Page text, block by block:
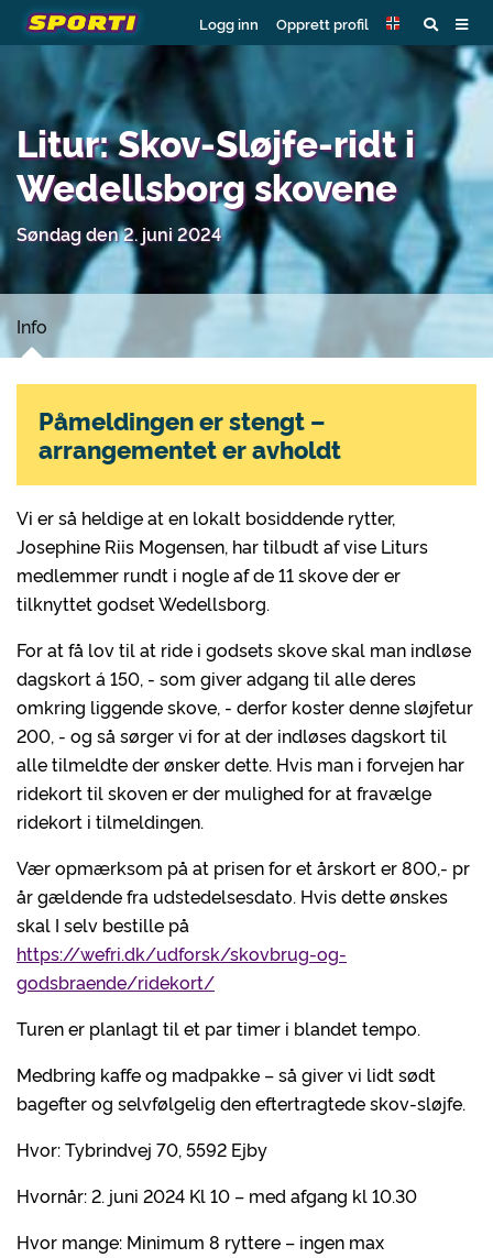
Logg inn Opprett profil
Litur: Skov-Sløjfe-ridt i
Wedellsborg skovene
Søndag den 2. juni 2024
Info
Vi er så heldige at en lokalt bosiddende rytter,
Josephine Riis Mogensen, har tilbudt af vise Liturs
medlemmer rundt i nogle af de 11 skove der er
tilknyttet godset Wedellsborg.
For at få lov til at ride i godsets skove skal man indløse
dagskort á 150, - som giver adgang til alle deres
omkring liggende skove, - derfor koster denne sløjfetur
200, - og så sørger vi for at der indløses dagskort til
alle tilmeldte der ønsker dette. Hvis man i forvejen har
ridekort til skoven er der mulighed for at fravælge
ridekort i tilmeldingen.
Vær opmærksom på at prisen for et årskort er 800,- pr
år gældende fra udstedelsesdato. Hvis dette ønskes
skal I selv bestille på
https://wefri.dk/udforsk/skovbrug-og-
godsbraende/ridekort/
Turen er planlagt til et par timer i blandet tempo.
Medbring kaffe og madpakke – så giver vi lidt sødt
bagefter og selvfølgelig den eftertragtede skov-sløjfe.
Hvor: Tybrindvej 70, 5592 Ejby
Hvornår: 2. juni 2024 Kl 10 – med afgang kl 10.30
Hvor mange: Minimum 8 ryttere – ingen max
Påmeldingen er stengt –
arrangementet er avholdt